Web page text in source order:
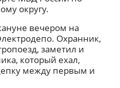
округу.
вечером на
Охранник,
заметил и
который ехал,
между первым и